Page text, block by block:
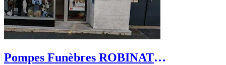
Pompes Funèbres ROBINAT